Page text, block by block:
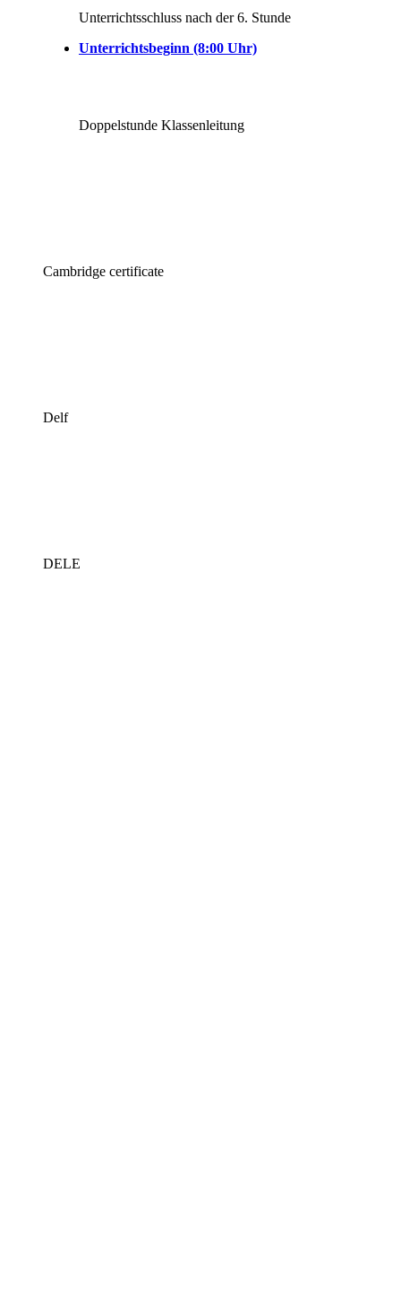
Unterrichtsschluss nach der 6. Stunde
Unterrichtsbeginn (8:00 Uhr)
Doppelstunde Klassenleitung
Cambridge certificate
Delf
DELE